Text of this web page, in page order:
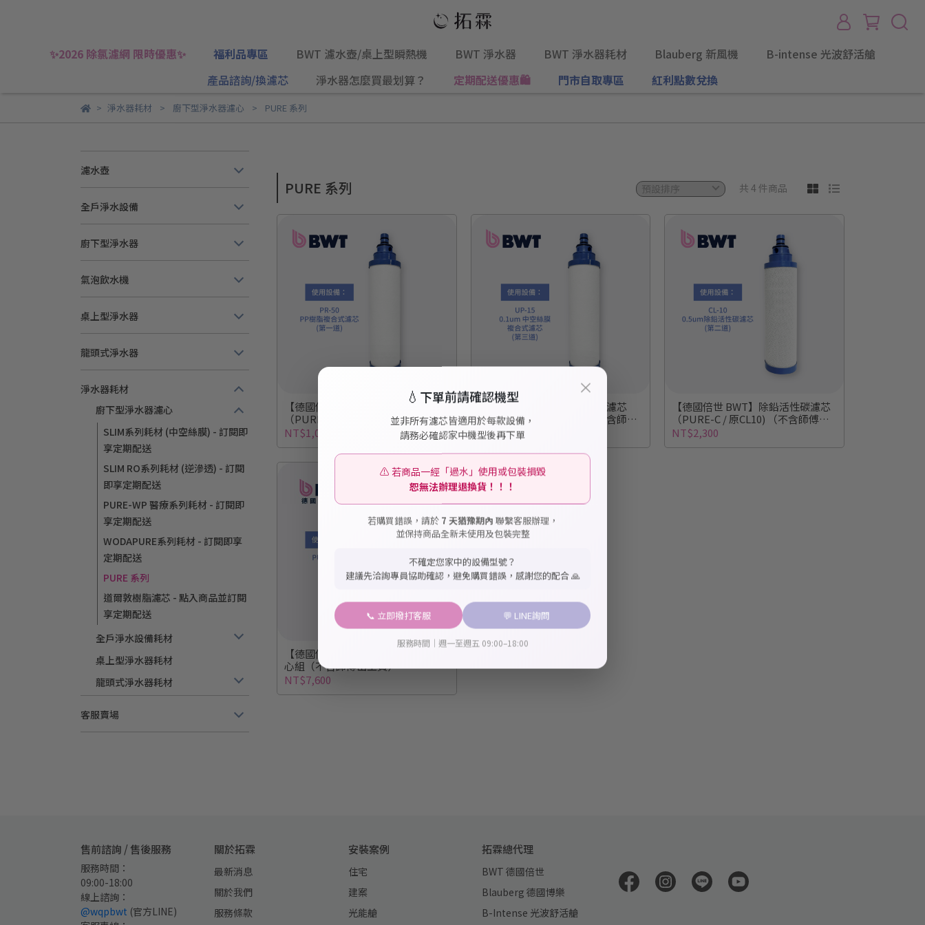
✨2026 除氯濾網 限時優惠✨ 福利品專區 BWT 濾水壺/桌上型瞬熱機 BWT 淨水器 BWT 淨水器耗材 Blauberg 新風機
B-intense 光波舒活艙
產品諮詢/換濾芯
淨水器怎麼買最划算？ 定期配送優惠🛍️ 門市自取專區 紅利點數兌換
淨水器耗材 廚下型淨水器濾心 PURE 系列
濾水壺
全戶淨水設備
廚下型淨水器
氣泡飲水機
桌上型淨水器
龍頭式淨水器
淨水器耗材
廚下型淨水器濾心
SLIM系列耗材 (中空絲膜) - 訂閱即
享定期配送
SLIM RO系列耗材 (逆滲透) - 訂閱
即享定期配送
PURE-WP 醫療系列耗材 - 訂閱即
享定期配送
WODAPURE系列耗材 - 訂閱即享
定期配送
PURE 系列
道爾敦樹脂濾芯 - 點入商品並訂閱
享定期配送
全戶淨水設備耗材
桌上型淨水器耗材
龍頭式淨水器耗材
客服賣場
×
💧 下單前請確認機型
並非所有濾芯皆適用於每款設備，
請務必確認家中機型後再下單
⚠️ 若商品一經「過水」使用或包裝損毀
恕無法辦理退換貨！！！
若購買錯誤，請於 7 天猶豫期內 聯繫客服辦理，
並保持商品全新未使用及包裝完整
不確定您家中的設備型號？
建議先洽詢專員協助確認，避免購買錯誤，感謝您的配合 🙏
📞 立即撥打客服 💬 LINE詢問
服務時間｜週一至週五 09:00–18:00
PURE 系列 共 4 件商品
【德國倍世 BWT】 PP樹脂複合濾芯
（PURE-S / 原PR50) （不含師傅出
工費）
NT$1,000
【德國倍世 BWT】中空絲膜濾芯
（PURE-UF / 原UP15) （不含師傅
出工費）
NT$4,300
【德國倍世 BWT】除鉛活性碳濾芯
（PURE-C / 原CL10) （不含師傅出
工費）
NT$2,300
【德國倍世 BWT】PURE 3 專用濾
心組（不含師傅出工費）
NT$7,600
售前諮詢 / 售後服務
服務時間：
09:00-18:00
線上諮詢：
@wqpbwt (官方LINE)
關於拓霖
最新消息
關於我們
服務條款
安裝案例
住宅
建案
光能艙
拓霖總代理
BWT 德國倍世
Blauberg 德國博樂
B-Intense 光波舒活艙